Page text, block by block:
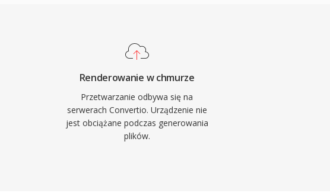
Renderowanie w chmurze
Przetwarzanie odbywa się na
serwerach Convertio. Urządzenie nie
jest obciążane podczas generowania
plików.